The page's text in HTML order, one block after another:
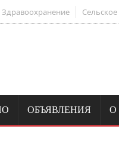
Здравоохранение Сельское
ОБЪЯВЛЕНИЯ О